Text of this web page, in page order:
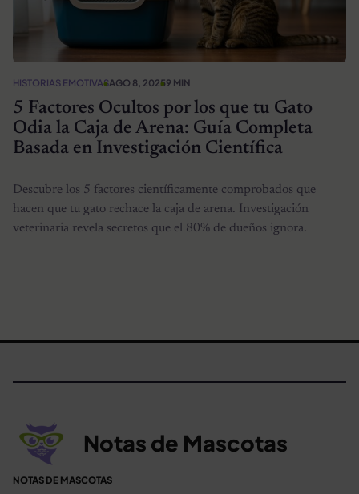
HISTORIAS EMOTIVASAGO 8, 20259 MIN
5 Factores Ocultos por los que tu Gato
Odia la Caja de Arena: Guía Completa
Basada en Investigación Científica
Descubre los 5 factores científicamente comprobados que
hacen que tu gato rechace la caja de arena. Investigación
veterinaria revela secretos que el 80% de dueños ignora.
Notas de Mascotas
NOTAS DE MASCOTAS